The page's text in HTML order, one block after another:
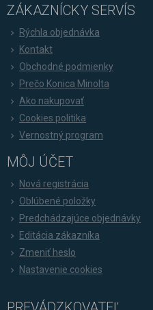
ZÁKAZNÍCKY SERVÍS
Rýchla objednávka
Kontakt
Obchodné podmienky
Prečo Konica Minolta
Ako nakupovať
Cookies politika
Vernostný program
MÔJ ÚČET
Nová registrácia
Oblúbené položky
Predchádzajúce objednávky
Editácia zákazníka
Zmeniť heslo
Nastavenie cookies